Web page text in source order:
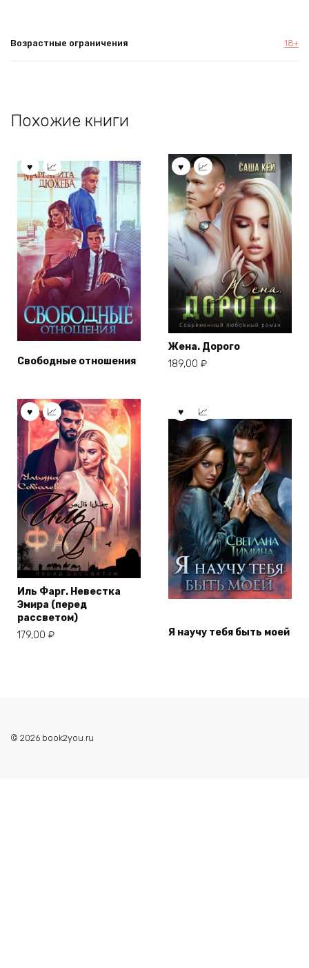
Возрастные ограничения 18+
Похожие книги
Свободные отношения
Жена. Дорого
189,00 ₽
Иль Фарг. Невестка
Эмира (перед
рассветом)
179,00 ₽ Я научу тебя быть моей
© 2026 book2you.ru